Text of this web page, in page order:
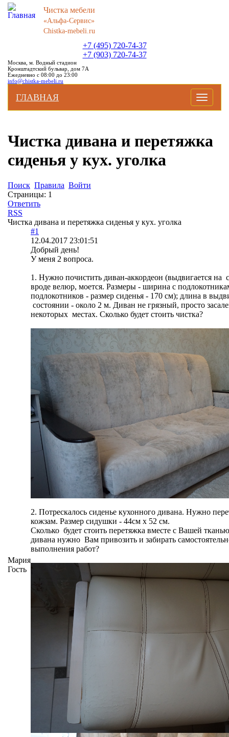
Чистка мебели
«Альфа-Сервис»
Chistka-mebeli.ru
+7 (495) 720-74-37
+7 (903) 720-74-37
Москва, м. Водный стадион
Кронштадтский бульвар, дом 7А
Ежедневно с 08:00 до 23:00
info@chistka-mebeli.ru
Toggle
ГЛАВНАЯ
Чистка дивана и перетяжка
сиденья у кух. уголка
Поиск Правила Войти
Страницы: 1
Ответить
RSS
Чистка дивана и перетяжка сиденья у кух. уголка
Мария
Гость
#1
12.04.2017 23:01:51
Добрый день!
У меня 2 вопроса.
1. Нужно почистить диван-аккордеон (выдвигается на
вроде велюр, моется. Размеры - ширина с
подлокотников - размер сиденья - 170 см); длина в
состоянии - около 2 м. Диван не грязный, просто
некоторых местах. Сколько будет стоить чистка?
2. Потрескалось сиденье кухонного дивана. Нужно
кожзам. Размер сидушки - 44см х 52 см.
Сколько будет стоить перетяжка вместе с Вашей
дивана нужно Вам привозить и забирать
выполнения работ?